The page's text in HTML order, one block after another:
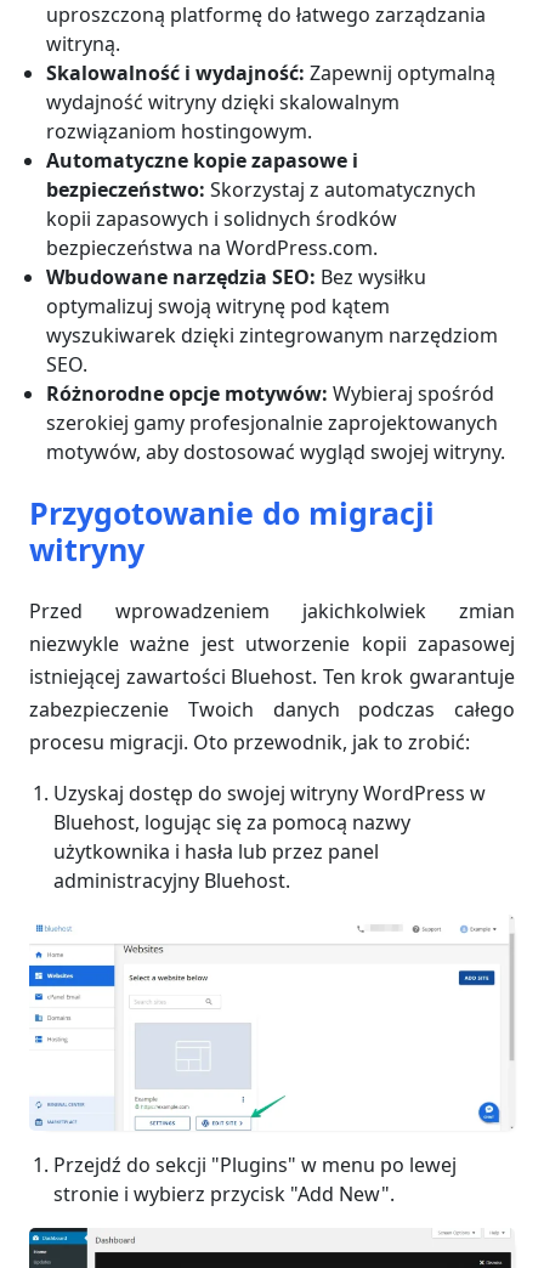
uproszczoną platformę do łatwego zarządzania
witryną.
Skalowalność i wydajność: Zapewnij optymalną
wydajność witryny dzięki skalowalnym
rozwiązaniom hostingowym.
Automatyczne kopie zapasowe i
bezpieczeństwo: Skorzystaj z automatycznych
kopii zapasowych i solidnych środków
bezpieczeństwa na WordPress.com.
Wbudowane narzędzia SEO: Bez wysiłku
optymalizuj swoją witrynę pod kątem
wyszukiwarek dzięki zintegrowanym narzędziom
SEO.
Różnorodne opcje motywów: Wybieraj spośród
szerokiej gamy profesjonalnie zaprojektowanych
motywów, aby dostosować wygląd swojej witryny.
Przygotowanie do migracji
witryny
Przed wprowadzeniem jakichkolwiek zmian
niezwykle ważne jest utworzenie kopii zapasowej
istniejącej zawartości Bluehost. Ten krok gwarantuje
zabezpieczenie Twoich danych podczas całego
procesu migracji. Oto przewodnik, jak to zrobić:
Uzyskaj dostęp do swojej witryny WordPress w
Bluehost, logując się za pomocą nazwy
użytkownika i hasła lub przez panel
administracyjny Bluehost.
Przejdź do sekcji "Plugins" w menu po lewej
stronie i wybierz przycisk "Add New".